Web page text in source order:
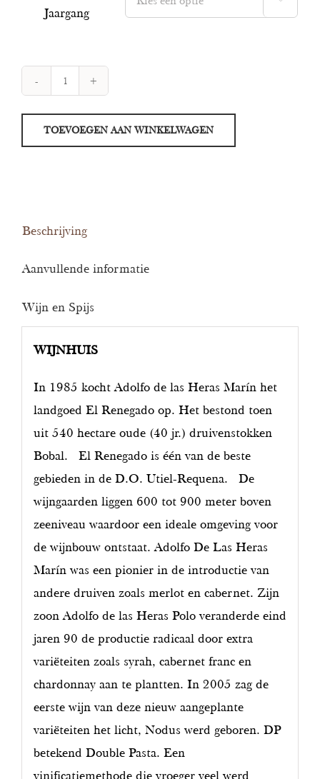
Jaargang
DP
Bobal
TOEVOEGEN AAN WINKELWAGEN
Beschrijving
Aanvullende informatie
Wijn en Spijs
WIJNHUIS
In 1985 kocht Adolfo de las Heras Marín het
landgoed El Renegado op. Het bestond toen
uit 540 hectare oude (40 jr.) druivenstokken
Bobal. El Renegado is één van de beste
gebieden in de D.O. Utiel-Requena. De
wijngaarden liggen 600 tot 900 meter boven
zeeniveau waardoor een ideale omgeving voor
de wijnbouw ontstaat. Adolfo De Las Heras
Marín was een pionier in de introductie van
andere druiven zoals merlot en cabernet. Zijn
zoon Adolfo de las Heras Polo veranderde eind
jaren 90 de productie radicaal door extra
variëteiten zoals syrah, cabernet franc en
chardonnay aan te plantten. In 2005 zag de
eerste wijn van deze nieuw aangeplante
variëteiten het licht, Nodus werd geboren. DP
betekend Double Pasta. Een
vinificatiemethode die vroeger veel werd